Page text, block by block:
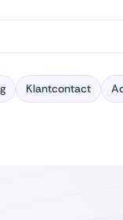
Klantcontact